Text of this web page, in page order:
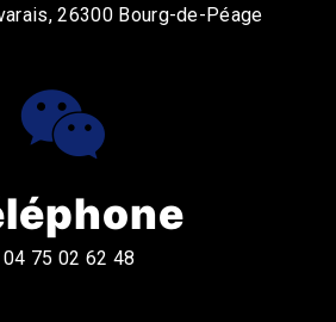
26300 Bourg-de-Péage
04 75 02 62 48